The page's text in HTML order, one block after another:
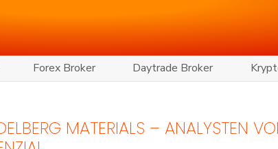
Forex Broker Daytrade Broker
MATERIALS – ANALYSTEN